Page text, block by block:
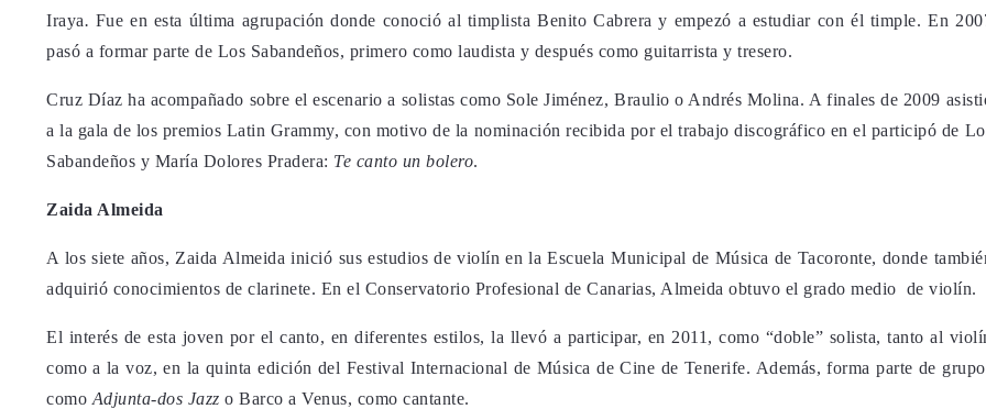
Iraya. Fue en esta última agrupación donde conoció al timplista Benito Cabrera y empezó a estudiar con él timple. En
pasó a formar parte de Los Sabandeños, primero como laudista y después como guitarrista y tresero.
Cruz Díaz ha acompañado sobre el escenario a solistas como Sole Jiménez, Braulio o Andrés Molina. A finales de 2009
a la gala de los premios Latin Grammy, con motivo de la nominación recibida por el trabajo discográfico en el participó de
Sabandeños y María Dolores Pradera: Te canto un bolero.
Zaida Almeida
A los siete años, Zaida Almeida inició sus estudios de violín en la Escuela Municipal de Música de Tacoronte, donde
adquirió conocimientos de clarinete. En el Conservatorio Profesional de Canarias, Almeida obtuvo el grado medio de violín.
El interés de esta joven por el canto, en diferentes estilos, la llevó a participar, en 2011, como “doble” solista, tanto al
como a la voz, en la quinta edición del Festival Internacional de Música de Cine de Tenerife. Además, forma parte de
como Adjunta-dos Jazz o Barco a Venus, como cantante.